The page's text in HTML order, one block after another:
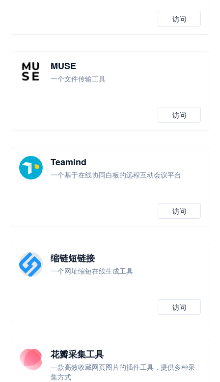
访问
MUSE
一个文件传输工具
访问
Teamind
一个基于在线协同白板的远程互动会议平台
访问
缩链短链接
一个网址缩短在线生成工具
访问
花瓣采集工具
一款高效收藏网页图片的插件工具，提供多种采
集方式